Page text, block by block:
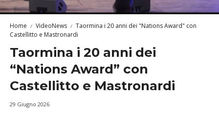
Home VideoNews
Taormina i 20 anni dei "Nations Award" con
Castellitto e Mastronardi
Taormina i 20 anni dei
“Nations Award” con
Castellitto e Mastronardi
29 Giugno 2026